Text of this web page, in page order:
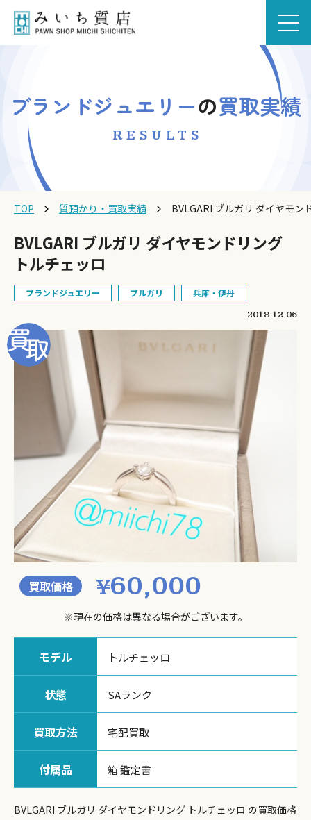
ブランドジュエリーの買取実績
RESULTS
TOP 質預かり・買取実績 BVLGARI ブルガリ ダイヤモン
BVLGARI ブルガリ ダイヤモンドリング
トルチェッロ
ブランドジュエリー ブルガリ 兵庫・伊丹
2018.12.06
買取価格 ¥60,000
※現在の価格は異なる場合がございます。
モデル トルチェッロ
状態 SAランク
買取方法 宅配買取
付属品 箱 鑑定書
BVLGARI ブルガリ ダイヤモンドリング トルチェッロ の買取価格